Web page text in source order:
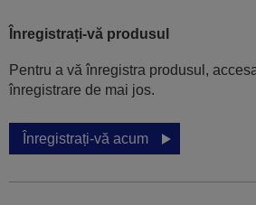
Înregistrați-vă produsul
Pentru a vă înregistra produsul,
înregistrare de mai jos.
Înregistrați-vă acum